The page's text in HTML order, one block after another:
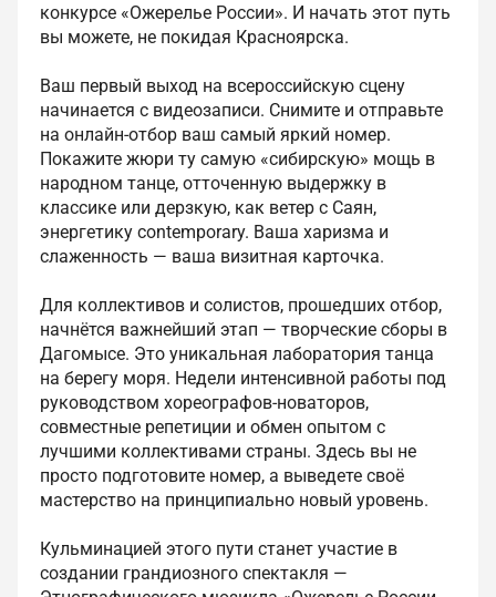
конкурсе «Ожерелье России». И начать этот путь
вы можете, не покидая Красноярска.
Ваш первый выход на всероссийскую сцену
начинается с видеозаписи. Снимите и отправьте
на онлайн-отбор ваш самый яркий номер.
Покажите жюри ту самую «сибирскую» мощь в
народном танце, отточенную выдержку в
классике или дерзкую, как ветер с Саян,
энергетику contemporary. Ваша харизма и
слаженность — ваша визитная карточка.
Для коллективов и солистов, прошедших отбор,
начнётся важнейший этап — творческие сборы в
Дагомысе. Это уникальная лаборатория танца
на берегу моря. Недели интенсивной работы под
руководством хореографов-новаторов,
совместные репетиции и обмен опытом с
лучшими коллективами страны. Здесь вы не
просто подготовите номер, а выведете своё
мастерство на принципиально новый уровень.
Кульминацией этого пути станет участие в
создании грандиозного спектакля —